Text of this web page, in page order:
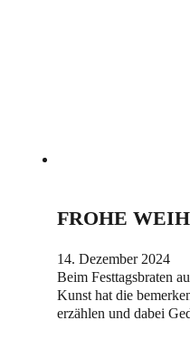
FROHE
14. Dezember 2024
Beim Festtagsbraten
Kunst hat die
erzählen und dabei